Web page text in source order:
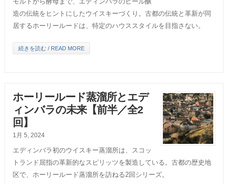
造の伝統をヒントにしたウイスキーづくり。古都の伝統と革新が同
居するホーリールードは、特定のハウススタイルを目指さない。
続きを読む / READ MORE
ホーリールード蒸溜所とエデ
ィンバラの未来【前半／全2
回】
1月 5, 2024
エディンバラ初のウイスキー蒸溜所は、スコッ
トランド屈指の革新的なスピリッツを製造している。古都の歴史地
区で、ホーリールード蒸溜所を訪ねる2回シリーズ。